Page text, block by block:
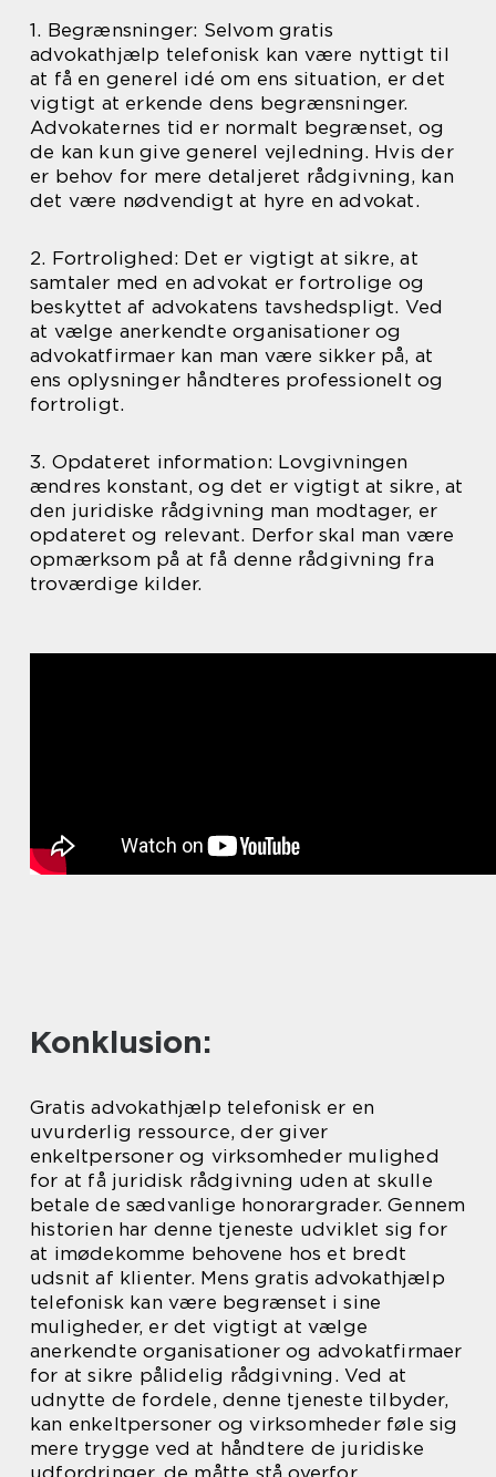
1. Begrænsninger: Selvom gratis
advokathjælp telefonisk kan være nyttigt til
at få en generel idé om ens situation, er det
vigtigt at erkende dens begrænsninger.
Advokaternes tid er normalt begrænset, og
de kan kun give generel vejledning. Hvis der
er behov for mere detaljeret rådgivning, kan
det være nødvendigt at hyre en advokat.
2. Fortrolighed: Det er vigtigt at sikre, at
samtaler med en advokat er fortrolige og
beskyttet af advokatens tavshedspligt. Ved
at vælge anerkendte organisationer og
advokatfirmaer kan man være sikker på, at
ens oplysninger håndteres professionelt og
fortroligt.
3. Opdateret information: Lovgivningen
ændres konstant, og det er vigtigt at sikre, at
den juridiske rådgivning man modtager, er
opdateret og relevant. Derfor skal man være
opmærksom på at få denne rådgivning fra
troværdige kilder.
Konklusion:
Gratis advokathjælp telefonisk er en
uvurderlig ressource, der giver
enkeltpersoner og virksomheder mulighed
for at få juridisk rådgivning uden at skulle
betale de sædvanlige honorargrader. Gennem
historien har denne tjeneste udviklet sig for
at imødekomme behovene hos et bredt
udsnit af klienter. Mens gratis advokathjælp
telefonisk kan være begrænset i sine
muligheder, er det vigtigt at vælge
anerkendte organisationer og advokatfirmaer
for at sikre pålidelig rådgivning. Ved at
udnytte de fordele, denne tjeneste tilbyder,
kan enkeltpersoner og virksomheder føle sig
mere trygge ved at håndtere de juridiske
udfordringer, de måtte stå overfor.